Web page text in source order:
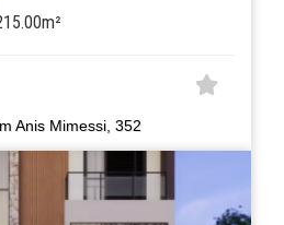
Anis Mimessi, 352